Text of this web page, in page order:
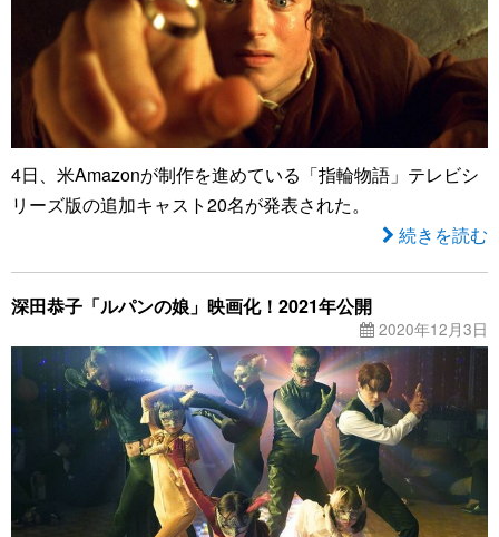
4日、米Amazonが制作を進めている「指輪物語」テレビシ
リーズ版の追加キャスト20名が発表された。
続きを読む
深田恭子「ルパンの娘」映画化！2021年公開
2020年12月3日